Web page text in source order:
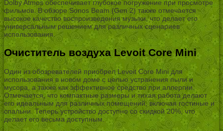
Dolby Atmos обеспечивает глубокое погружение при просмотре
фильмов. В обзоре Sonos Beam (Gen 2) также отмечается
высокое качество воспроизведения музыки, что делает его
универсальным решением для различных сценариев
использования.
Очиститель воздуха Levoit Core Mini
Один из обозревателей приобрел Levoit Core Mini для
использования в новом доме с целью устранения пыли и
мусора, а также как эффективное средство при аллергии.
Отмечается, что компактные размеры и тихая работа делают
его идеальным для различных помещений, включая гостиные и
спальни. Теперь устройство доступно со скидкой 20%, что
делает его весьма доступным.